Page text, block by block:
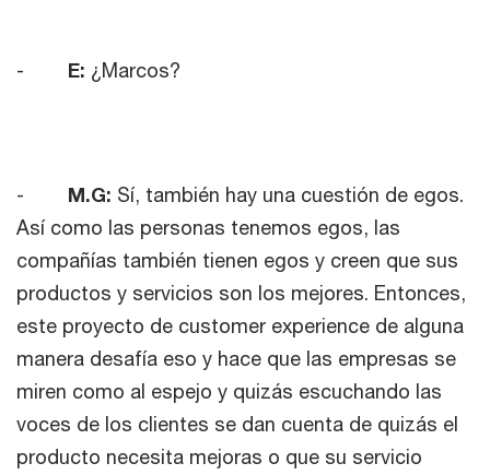
- E: ¿Marcos?
- M.G: Sí, también hay una cuestión de egos.
Así como las personas tenemos egos, las
compañías también tienen egos y creen que sus
productos y servicios son los mejores. Entonces,
este proyecto de customer experience de alguna
manera desafía eso y hace que las empresas se
miren como al espejo y quizás escuchando las
voces de los clientes se dan cuenta de quizás el
producto necesita mejoras o que su servicio